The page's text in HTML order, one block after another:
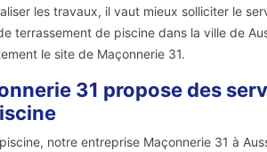
les travaux, il vaut mieux solliciter le
terrassement de piscine dans la ville de
le site de Maçonnerie 31.
31 propose des
notre entreprise Maçonnerie 31 à